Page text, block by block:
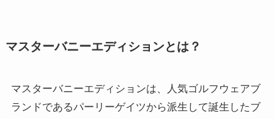
マスターバニーエディションとは？
マスターバニーエディションは、人気ゴルフウェアブ
ランドであるパーリーゲイツから派生して誕生したブ